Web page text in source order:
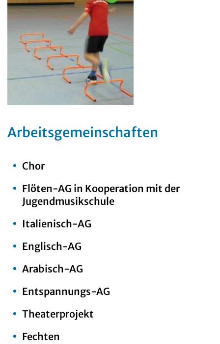
Arbeitsgemeinschaften
Chor
Flöten-AG in Kooperation mit der
Jugendmusikschule
Italienisch-AG
Englisch-AG
Arabisch-AG
Entspannungs-AG
Theaterprojekt
Fechten